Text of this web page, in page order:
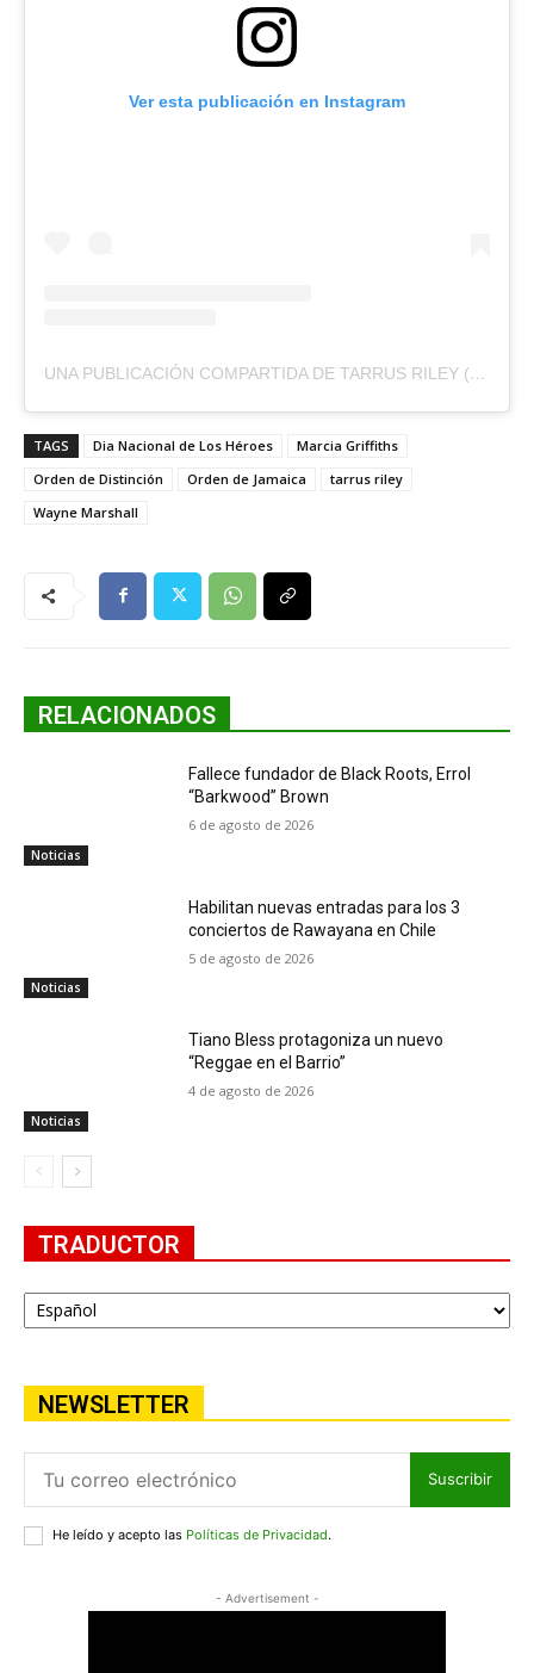
Ver esta publicación en Instagram
UNA PUBLICACIÓN COMPARTIDA DE TARRUS RILEY (@TARRUSRILEYJA)
TAGS Dia Nacional de Los Héroes
Marcia Griffiths
Orden de Distinción
Orden de Jamaica
tarrus riley
Wayne Marshall
RELACIONADOS
Noticias
Fallece fundador de Black Roots, Errol
“Barkwood” Brown
6 de agosto de 2026
Noticias
Habilitan nuevas entradas para los 3
conciertos de Rawayana en Chile
5 de agosto de 2026
Noticias
Tiano Bless protagoniza un nuevo
“Reggae en el Barrio”
4 de agosto de 2026
TRADUCTOR
NEWSLETTER
Suscribir
He leído y acepto las Políticas de Privacidad.
- Advertisement -